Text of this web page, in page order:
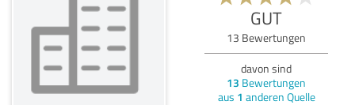
GUT
13 Bewertungen
davon sind
13 Bewertungen
aus 1 anderen Quelle